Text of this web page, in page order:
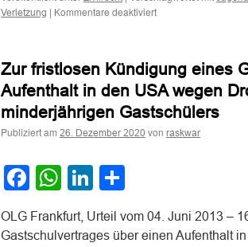
Verletzung | Kommentare deaktiviertfür
Verletzung
eines
minderjährigen
Kindes
ein
Zur fristlosen Kündigung eines
Aufenthalt in den USA wegen
minderjährigen Gastschülers
Publiziert am 26. Dezember 2020 von raskwar
Facebook
WhatsApp
LinkedIn
OLG Frankfurt, Urteil vom 04. Juni 2013 –
Gastschulvertrages über einen Aufenthalt